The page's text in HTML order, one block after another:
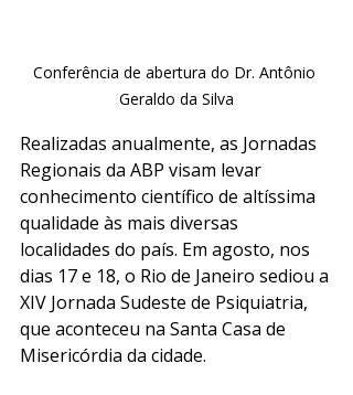
Conferência de abertura do Dr. Antônio
Geraldo da Silva
Realizadas anualmente, as Jornadas
Regionais da ABP visam levar
conhecimento científico de altíssima
qualidade às mais diversas
localidades do país. Em agosto, nos
dias 17 e 18, o Rio de Janeiro sediou a
XIV Jornada Sudeste de Psiquiatria,
que aconteceu na Santa Casa de
Misericórdia da cidade.